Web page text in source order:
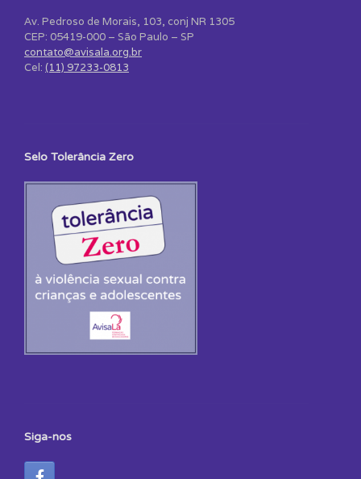
Av. Pedroso de Morais, 103, conj NR 1305
CEP: 05419-000 – São Paulo – SP
contato@avisala.org.br
Cel: (11) 97233-0813
Selo Tolerância Zero
Siga-nos